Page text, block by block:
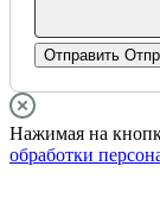
Отправить
Нажимая на
обработки